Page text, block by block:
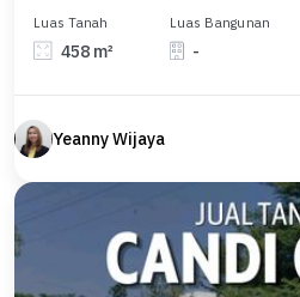
Luas Tanah
458 m²
Luas Bangunan
-
Yeanny Wijaya